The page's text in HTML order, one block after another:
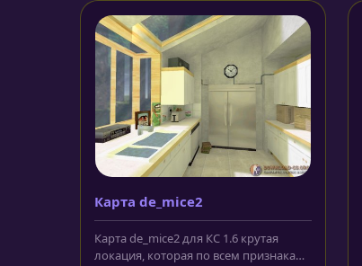
Карта de_mice2
Карта de_mice2 для КС 1.6 крутая
локация, которая по всем признакам